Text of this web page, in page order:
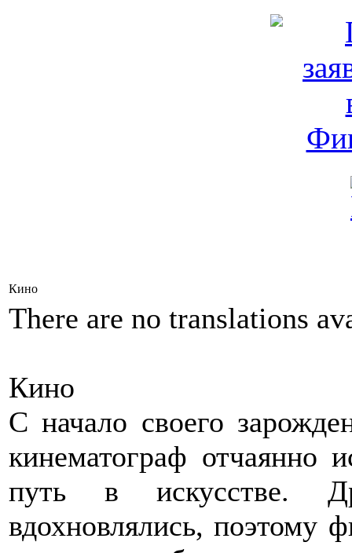
Кино
There are no translations
Кино
С начало своего
кинематограф отчаянно
путь в искусстве.
вдохновлялись, поэтому